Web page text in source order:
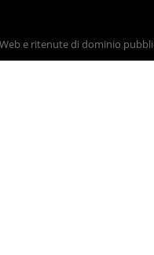
e ritenute di dominio